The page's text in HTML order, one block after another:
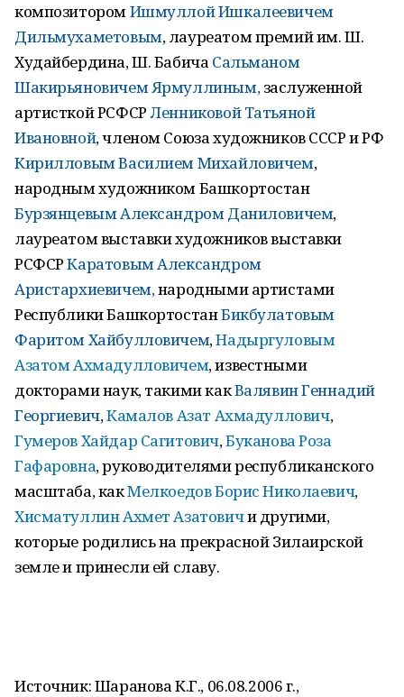
композиторомИшмуллой Ишкалеевичем
Дильмухаметовым, лауреатом премий им. Ш.
Худайбердина, Ш. Бабича Сальманом
Шакирьяновичем Ярмуллиным,заслуженной
артисткой РСФСРЛенниковой Татьяной
Ивановной, членом Союза художников СССР и РФ
Кирилловым Василием Михайловичем,
народным художником Башкортостан
Бурзянцевым Александром Даниловичем,
лауреатом выставки художников выставки
РСФСРКаратовым Александром
Аристархиевичем,народными артистами
Республики БашкортостанБикбулатовым
Фаритом Хайбулловичем,Надыргуловым
Азатом Ахмадулловичем, известными
докторами наук, такими какВалявин Геннадий
Георгиевич,Камалов Азат Ахмадуллович,
Гумеров Хайдар Сагитович,Буканова Роза
Гафаровна, руководителями республиканского
масштаба, какМелкоедов Борис Николаевич,
Хисматуллин Ахмет Азатовичи другими,
которые родились на прекрасной Зилаирской
земле и принесли ей славу.
Источник: Шаранова К.Г., 06.08.2006 г.,